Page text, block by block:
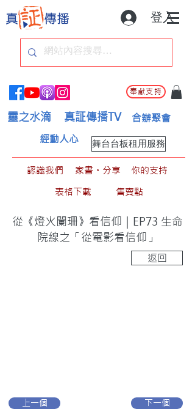
登入
奉獻支持
靈之水滴 真証傳播TV 合辦聚會
舞台台板租用服務
經動人心
認識我們 家書。分享
你的支持
表格下載
售賣點
從《燈火闌珊》看信仰｜EP73 生命
院線之「從電影看信仰」
返回
上一個 下一個